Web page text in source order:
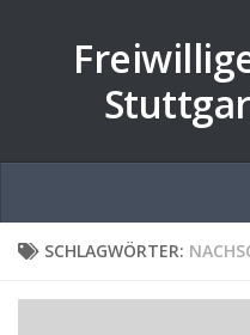
SCHLAGWÖRTER: